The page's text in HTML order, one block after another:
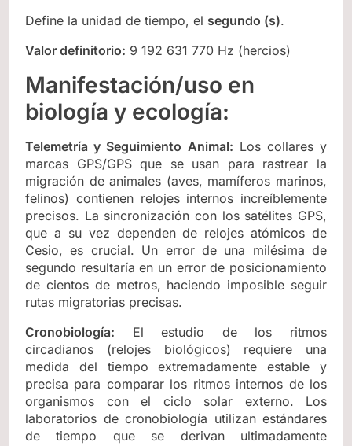
Define la unidad de tiempo, el segundo (s).
Valor definitorio: 9 192 631 770 Hz (hercios)
Manifestación/uso en
biología y ecología:
Telemetría y Seguimiento Animal: Los collares y
marcas GPS/GPS que se usan para rastrear la
migración de animales (aves, mamíferos marinos,
felinos) contienen relojes internos increíblemente
precisos. La sincronización con los satélites GPS,
que a su vez dependen de relojes atómicos de
Cesio, es crucial. Un error de una milésima de
segundo resultaría en un error de posicionamiento
de cientos de metros, haciendo imposible seguir
rutas migratorias precisas.
Cronobiología: El estudio de los ritmos
circadianos (relojes biológicos) requiere una
medida del tiempo extremadamente estable y
precisa para comparar los ritmos internos de los
organismos con el ciclo solar externo. Los
laboratorios de cronobiología utilizan estándares
de tiempo que se derivan ultimadamente